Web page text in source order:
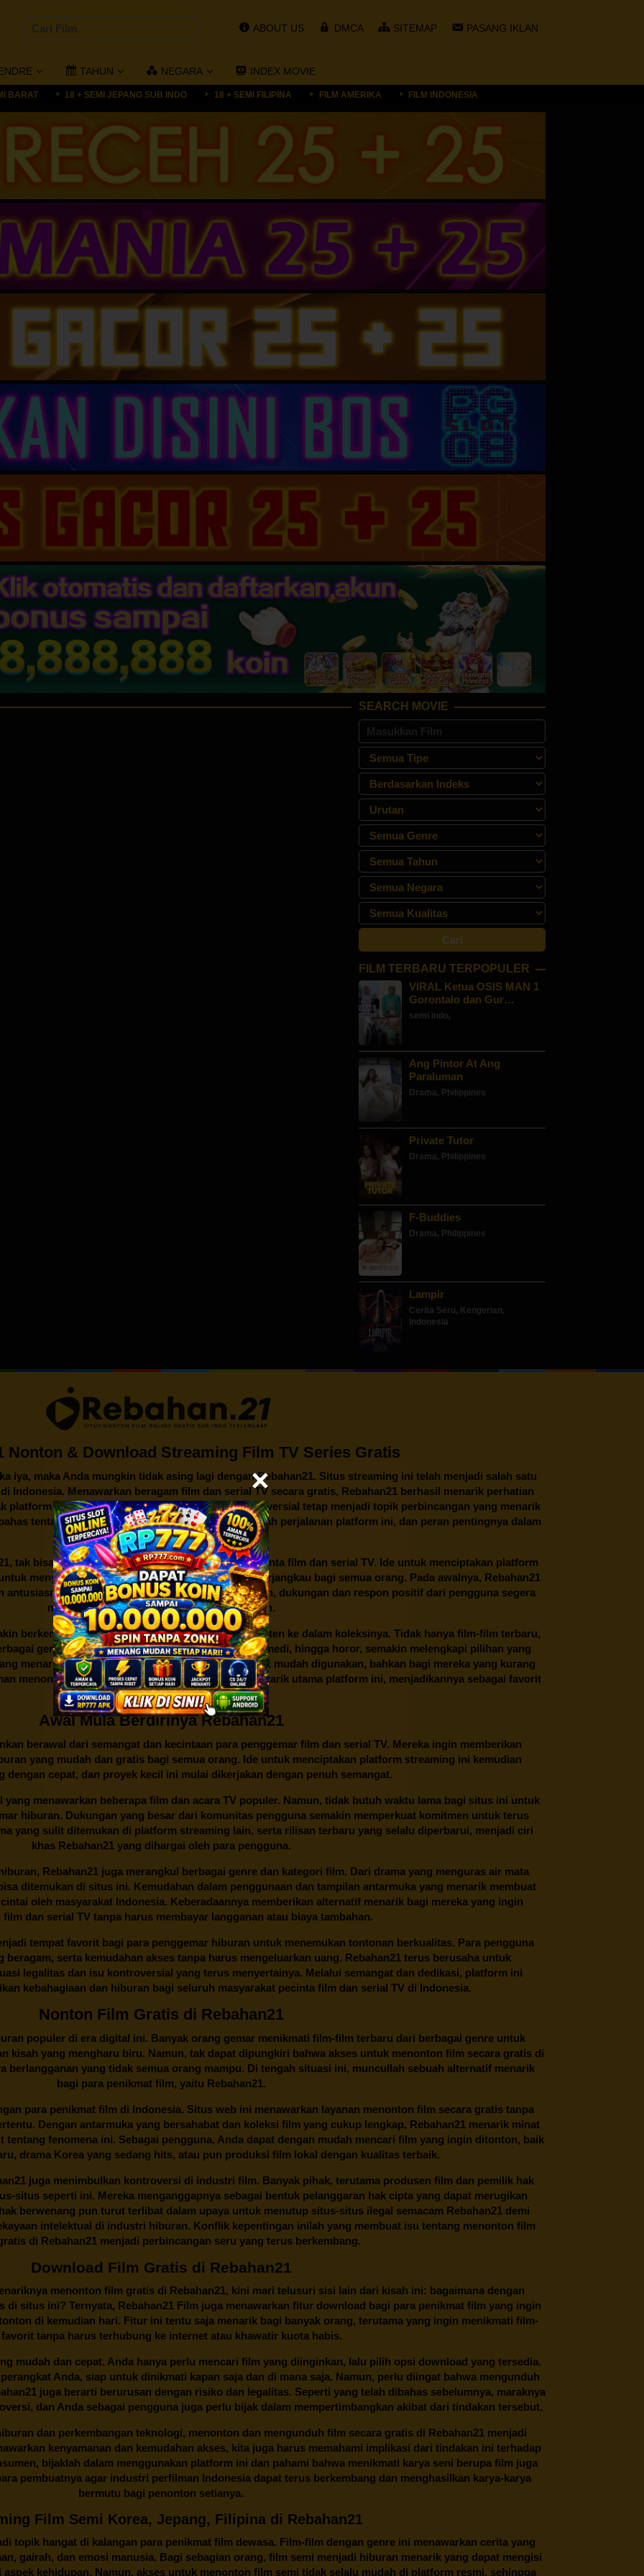
ABOUT US DMCA SITEMAP PASANG IKLAN
TAHUN NEGARA INDEX MOVIE
BARAT 18 + SEMI JEPANG SUB INDO 18 + SEMI FILIPINA FILM AMERIKA FILM INDONESIA
SEARCH MOVIE
FILM TERBARU TERPOPULER
VIRAL Ketua OSIS MAN 1
Gorontalo dan Gur…
semi indo,
Ang Pintor At Ang
Paraluman
Drama, Philippines
Private Tutor
Drama, Philippines
F-Buddies
Drama, Philippines
Lampir
Cerita Seru, Kengerian,
Indonesia
Nonton & Download Streaming Film TV Series Gratis
iya, maka Anda mungkin tidak asing lagi denganRebahan21. Situs streaming ini telah menjadi salah satu
Indonesia. Menawarkan beragam film dan serial TV secara gratis, Rebahan21berhasil menarik perhatian
platform streaming lainnya, legalitas dan isu kontroversial tetap menjadi topik perbincangan yang menarik
tentang awal mula berdirinya Rebahan21, sejarah perjalanan platform ini, dan peran pentingnya dalam
dunia hiburan Indonesia.
, tak bisa lepas dari gairah dan semangat para pencinta film dan serial TV. Ide untuk menciptakan platform
menyediakan akses hiburan yang mudah dan terjangkau bagi semua orang. Pada awalnya, Rebahan21
antusiasme dari sekelompok penggemar film. Namun, dukungan dan respon positif dari pengguna segera
mendorongnya untuk berkembang lebih jauh.
berkembang dan menambahkan lebih banyak konten ke dalam koleksinya. Tidak hanya film-film terbaru,
genre dan kategori, mulai dari aksi, drama, komedi, hingga horor, semakin melengkapi pilihan yang
menarik dan sederhana juga membuatRebahan21mudah digunakan, bahkan bagi mereka yang kurang
menonton yang nyaman dan lancar menjadi daya tarik utama platform ini, menjadikannya sebagai favorit
di antara berbagai situs streaming.
Awal Mula Berdirinya Rebahan21
berawal dari semangat dan kecintaan para penggemar film dan serial TV. Mereka ingin memberikan
yang mudah dan gratis bagi semua orang. Ide untuk menciptakan platform streaming ini kemudian
dengan cepat, dan proyek kecil ini mulai dikerjakan dengan penuh semangat.
menawarkan beberapa film dan acara TV populer. Namun, tidak butuh waktu lama bagi situs ini untuk
hiburan. Dukungan yang besar dari komunitas pengguna semakin memperkuat komitmen untuk terus
yang sulit ditemukan di platform streaming lain, serta rilisan terbaru yang selalu diperbarui, menjadi ciri
khas Rebahan21yang dihargai oleh para pengguna.
Rebahan21 juga merangkul berbagai genre dan kategori film. Dari drama yang menguras air mata
ditemukan di situs ini. Kemudahan dalam penggunaan dan tampilan antarmuka yang menarik membuat
oleh masyarakat Indonesia. Keberadaannya memberikan alternatif menarik bagi mereka yang ingin
film dan serial TV tanpa harus membayar langganan atau biaya tambahan.
tempat favorit bagi para penggemar hiburan untuk menemukan tontonan berkualitas. Para pengguna
serta kemudahan akses tanpa harus mengeluarkan uang. Rebahan21terus berusaha untuk
legalitas dan isu kontroversial yang terus menyertainya. Melalui semangat dan dedikasi, platform ini
kebahagiaan dan hiburan bagi seluruh masyarakat pecinta film dan serial TV di Indonesia.
Nonton Film Gratis di Rebahan21
populer di era digital ini. Banyak orang gemar menikmati film-film terbaru dari berbagai genre untuk
kisah yang mengharu biru. Namun, tak dapat dipungkiri bahwa akses untuk menonton film secara gratis di
berlangganan yang tidak semua orang mampu. Di tengah situasi ini, muncullah sebuah alternatif menarik
bagi para penikmat film, yaitu Rebahan21.
para penikmat film di Indonesia. Situs web ini menawarkan layanan menonton film secara gratis tanpa
Dengan antarmuka yang bersahabat dan koleksi film yang cukup lengkap, Rebahan21menarik minat
fenomena ini. Sebagai pengguna, Anda dapat dengan mudah mencari film yang ingin ditonton, baik
drama Korea yang sedang hits, atau pun produksi film lokal dengan kualitas terbaik.
juga menimbulkan kontroversi di industri film. Banyak pihak, terutama produsen film dan pemilik hak
situs seperti ini. Mereka menganggapnya sebagai bentuk pelanggaran hak cipta yang dapat merugikan
berwenang pun turut terlibat dalam upaya untuk menutup situs-situs ilegal semacam Rebahan21 demi
intelektual di industri hiburan. Konflik kepentingan inilah yang membuat isu tentang menonton film
di Rebahan21 menjadi perbincangan seru yang terus berkembang.
Download Film Gratis di Rebahan21
menonton film gratis di Rebahan21, kini mari telusuri sisi lain dari kisah ini: bagaimana dengan
situs ini? Ternyata, Rebahan21 Film juga menawarkan fitur download bagi para penikmat film yang ingin
di kemudian hari. Fitur ini tentu saja menarik bagi banyak orang, terutama yang ingin menikmati film-
tanpa harus terhubung ke internet atau khawatir kuota habis.
mudah dan cepat. Anda hanya perlu mencari film yang diinginkan, lalu pilih opsi download yang tersedia.
Anda, siap untuk dinikmati kapan saja dan di mana saja. Namun, perlu diingat bahwa mengunduh
juga berarti berurusan dengan risiko dan legalitas. Seperti yang telah dibahas sebelumnya, maraknya
dan Anda sebagai pengguna juga perlu bijak dalam mempertimbangkan akibat dari tindakan tersebut.
dan perkembangan teknologi, menonton dan mengunduh film secara gratis di Rebahan21 menjadi
kenyamanan dan kemudahan akses, kita juga harus memahami implikasi dari tindakan ini terhadap
bijaklah dalam menggunakan platform ini dan pahami bahwa menikmati karya seni berupa film juga
pembuatnya agar industri perfilman Indonesia dapat terus berkembang dan menghasilkan karya-karya
bermutu bagi penonton setianya.
Film Semi Korea, Jepang, Filipina di Rebahan21
topik hangat di kalangan para penikmat film dewasa. Film-film dengan genre ini menawarkan cerita yang
gairah, dan emosi manusia. Bagi sebagian orang, film semi menjadi hiburan menarik yang dapat mengisi
kehidupan. Namun, akses untuk menonton film semi tidak selalu mudah di platform resmi, sehingga